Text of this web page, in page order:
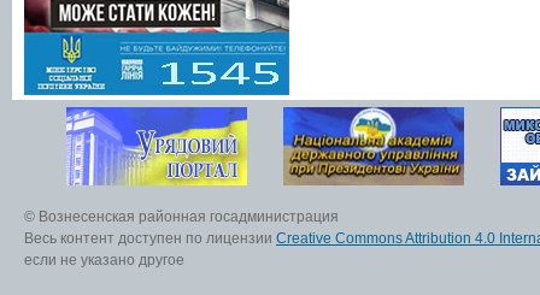
© Вознесенская районная госадминистрация
Весь контент доступен по лицензии Creative Commons Attribution 4.0
если не указано другое